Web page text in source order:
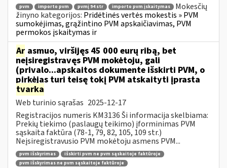
pvm importo pvm pvmį 94 str importo pvm įskaitymas
Mokesčių
žinyno kategorijos: Pridėtinės vertės mokestis » PVM
sumokėjimas, grąžintino PVM apskaičiavimas, PVM
permokos įskaitymas ir
Ar asmuo, viršijęs 45 000 eurų ribą, bet
neįsiregistravęs PVM mokėtoju, gali
(privalo...apskaitos dokumente išskirti PVM, o
pirkėjas turi teisę tokį PVM atskaityti įprasta
tvarka
Web turinio sąrašas 2025-12-17
Registracijos numeris KM3136 Ši informacija skelbiama:
Prekių tiekimo (paslaugų teikimo) įforminimas PVM
sąskaita faktūra (78-1, 79, 82, 105, 109 str.)
Neįsiregistravusio PVM mokėtoju asmens PVM...
pvm išskyrimas
išskirti pvm ne pvm sąskaitoje faktūroje
pvm išskyrimas ne pvm sąskaitoje faktūroje